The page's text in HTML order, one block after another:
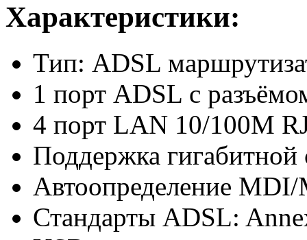
Характеристики:
Тип: ADSL
1 порт ADSL с
4 порт LAN 10/100M
Поддержка гигабитной
Автоопределение
Стандарты ADSL: